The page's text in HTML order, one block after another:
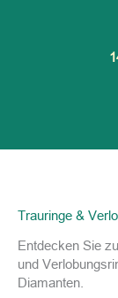
Trauringe &
Entdecken Sie
und
Diamanten.